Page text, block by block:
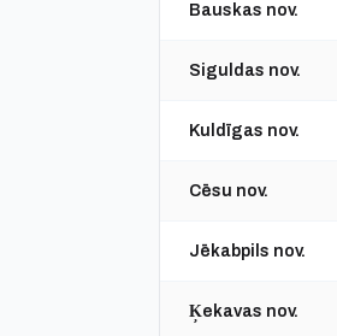
Bauskas nov.
Siguldas nov.
Kuldīgas nov.
Cēsu nov.
Jēkabpils nov.
Ķekavas nov.